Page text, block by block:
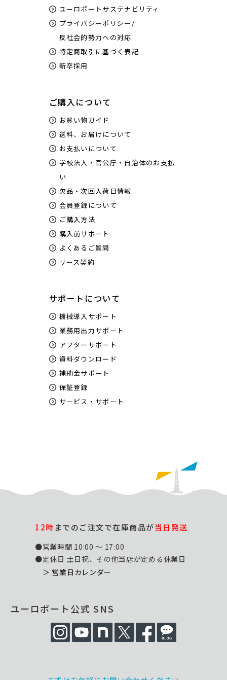
ユーロポートサステナビリティ
プライバシーポリシー/
反社会的勢力への対応
特定商取引に基づく表記
新卒採用
ご購入について
お買い物ガイド
送料、お届けについて
お支払いについて
学校法人・官公庁・自治体のお支払
い
欠品・次回入荷日情報
会員登録について
ご購入方法
購入前サポート
よくあるご質問
リース契約
サポートについて
機械導入サポート
業務用出力サポート
アフターサポート
資料ダウンロード
補助金サポート
保証登録
サービス・サポート
12時までのご注文で在庫商品が当日発送
●営業時間 10:00 ～ 17:00
●定休日 土日祝、その他当店が定める休業日
＞ 営業日カレンダー
ユーロポート公式 SNS